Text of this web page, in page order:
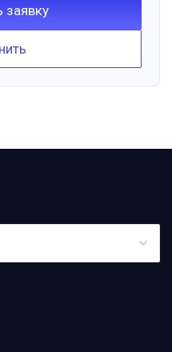
заявку